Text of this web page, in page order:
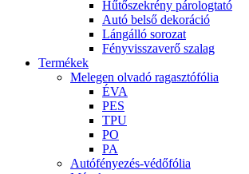
Hűtőszekrény párologtató
Autó belső dekoráció
Lángálló sorozat
Fényvisszaverő szalag
Termékek
Melegen olvadó ragasztófólia
ÉVA
PES
TPU
PO
PA
Autófényezés-védőfólia